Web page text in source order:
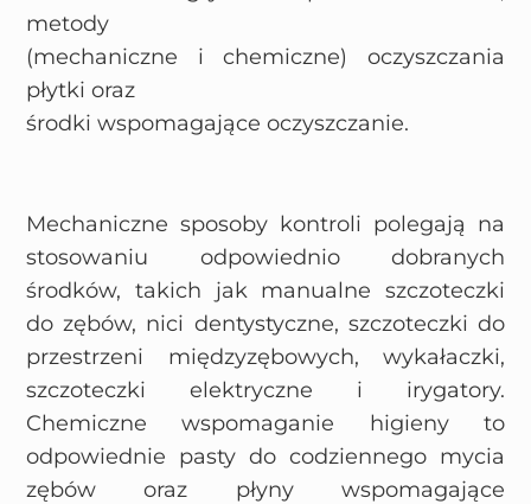
metody
(mechaniczne i chemiczne) oczyszczania
płytki oraz
środki wspomagające oczyszczanie.
Mechaniczne sposoby kontroli polegają na
stosowaniu odpowiednio dobranych
środków, takich jak manualne szczoteczki
do zębów, nici dentystyczne, szczoteczki do
przestrzeni międzyzębowych, wykałaczki,
szczoteczki elektryczne i irygatory.
Chemiczne wspomaganie higieny to
odpowiednie pasty do codziennego mycia
zębów oraz płyny wspomagające